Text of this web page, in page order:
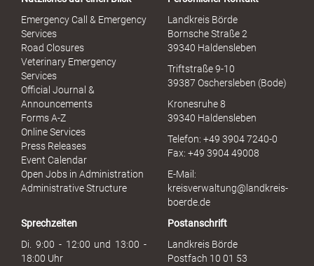
u
Emergency Call & Emergency
Services
Road Closures
Veterinary Emergency
Services
Official Journal &
Announcements
Forms A-Z
Online Services
Press Releases
Event Calendar
Open Jobs in Administration
Administrative Structure
Landkreis Börde
Bornsche Straße 2
39340 Haldensleben
Triftstraße 9-10
39387 Oschersleben (Bode)
Kronesruhe 8
39340 Haldensleben
Telefon: +49 3904 7240-0
Fax: +49 3904 49008
E-Mail:
kreisverwaltung@landkreis-
boerde.de
Sprechzeiten
Di. 9:00 - 12:00 und 13:00 -
18:00 Uhr
Postanschrift
Landkreis Börde
Postfach 10 01 53